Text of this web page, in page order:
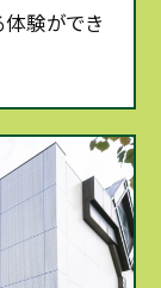
体験ができ